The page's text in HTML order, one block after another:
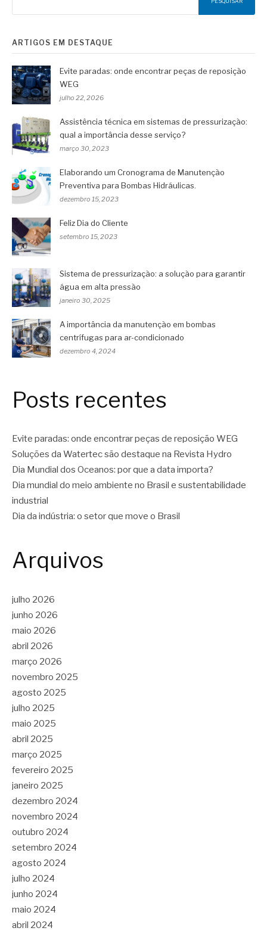
ARTIGOS EM DESTAQUE
Evite paradas: onde encontrar peças de reposição
WEG
julho 22, 2026
Assistência técnica em sistemas de pressurização:
qual a importância desse serviço?
março 30, 2023
Elaborando um Cronograma de Manutenção
Preventiva para Bombas Hidráulicas.
dezembro 15, 2023
Feliz Dia do Cliente
setembro 15, 2023
Sistema de pressurização: a solução para garantir
água em alta pressão
janeiro 30, 2025
A importância da manutenção em bombas
centrífugas para ar-condicionado
dezembro 4, 2024
Posts recentes
Evite paradas: onde encontrar peças de reposição WEG
Soluções da Watertec são destaque na Revista Hydro
Dia Mundial dos Oceanos: por que a data importa?
Dia mundial do meio ambiente no Brasil e sustentabilidade
industrial
Dia da indústria: o setor que move o Brasil
Arquivos
julho 2026
junho 2026
maio 2026
abril 2026
março 2026
novembro 2025
agosto 2025
julho 2025
maio 2025
abril 2025
março 2025
fevereiro 2025
janeiro 2025
dezembro 2024
novembro 2024
outubro 2024
setembro 2024
agosto 2024
julho 2024
junho 2024
maio 2024
abril 2024